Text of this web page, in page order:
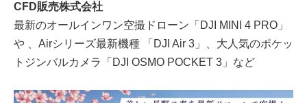
CFD販売株式会社
最新のオールインワン空撮ドローン「DJI MINI 4 PRO」
や 、Airシリーズ最新機種 「DJI Air 3」、大人気のポケッ
トジンバルカメラ「DJI OSMO POCKET 3」など